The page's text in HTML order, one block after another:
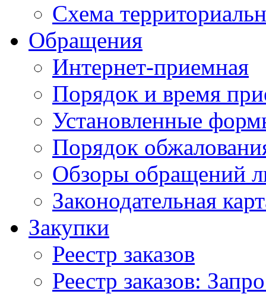
Схема
Обращения
Интернет-приемная
Порядок и время
Установленные
Порядок
Обзоры обращений
Законодательная
Закупки
Реестр заказов
Реестр заказов: